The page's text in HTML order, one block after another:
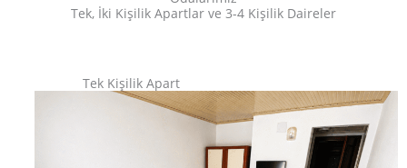
Tek, İki Kişilik Apartlar ve 3-4 Kişilik Daireler
Tek Kişilik Apart